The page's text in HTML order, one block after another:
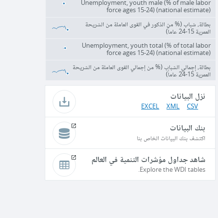
Unemployment, youth male (% of male labor
force ages 15-24) (national estimate)
بطالة، شباب (% من الذكور في القوى العاملة من الشريحة
العمرية 15-24 عاماً)
Unemployment, youth total (% of total labor
force ages 15-24) (national estimate)
بطالة، إجمالي الشباب (% من إجمالي القوى العاملة من الشريحة
العمرية 15-24 عاماً)
نزل البيانات
CSV
XML
EXCEL
بنك البيانات
اكتشف بنك البيانات الخاص بنا
شاهد جداول مؤشرات التنمية في العالم
Explore the WDI tables.